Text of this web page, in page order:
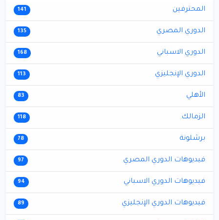
المحترفين 141
الدوري المصري 135
الدوري الاسباني 168
الدوري الإنجليزي 113
الأهلي 83
الزمالك 118
برشلونة 78
فيديوهات الدوري المصري 97
فيديوهات الدوري الاسباني 94
فيديوهات الدوري الإنجليزي 89